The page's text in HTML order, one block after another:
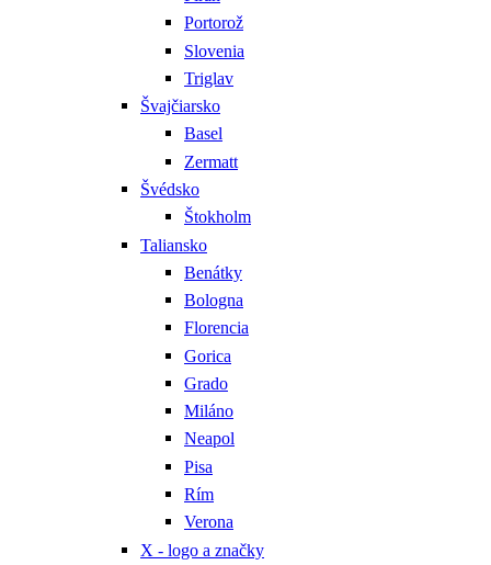
Portorož
Slovenia
Triglav
Švajčiarsko
Basel
Zermatt
Švédsko
Štokholm
Taliansko
Benátky
Bologna
Florencia
Gorica
Grado
Miláno
Neapol
Pisa
Rím
Verona
X - logo a značky